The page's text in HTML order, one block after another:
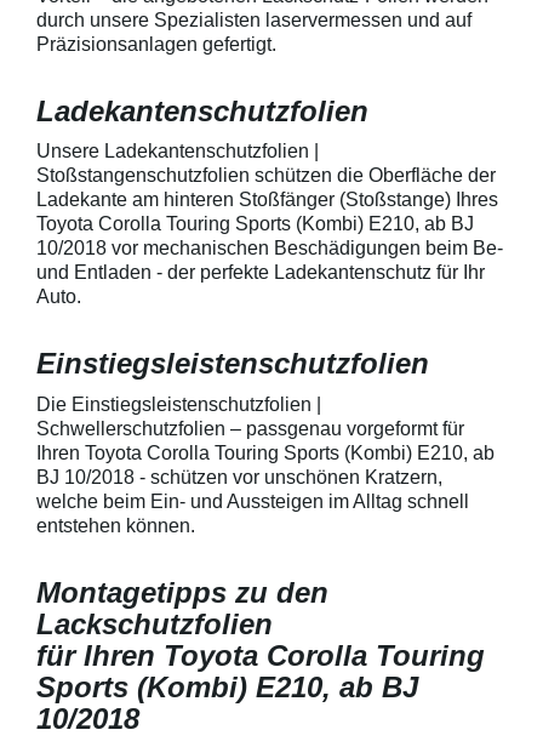
geeignet zum Schutz von
Fahrzeugkarosserien gegen
mechanische Einwirkung am
Fahrzeugkarosserien und
mechanische Einwirkung
entwickeltStärke der Folie beträgt
150 µmSchützt den wertvollen
Lack in der GriffmuldenKeine
unschönen Kratzer durch
Fingenägel oder Ringe in den
GriffmuldenSpezielle Vinylfolie mit
bestmöglichem Schutz gegen
kontaktieren
telefonisch.
geeignet zum
mechanische
zum Schutz von
Lack in der
unschönen
bestmöglichem
Kratzer und
Fahrzeuglack
durch unsere Spezialisten laservermessen und auf
Präzisionsanlagen gefertigt.
Ladekantenschutzfolien
Unsere Ladekantenschutzfolien |
Stoßstangenschutzfolien schützen die Oberfläche der
Ladekante am hinteren Stoßfänger (Stoßstange) Ihres
Toyota Corolla Touring Sports (Kombi) E210, ab BJ
10/2018 vor mechanischen Beschädigungen beim Be-
und Entladen - der perfekte Ladekantenschutz für Ihr
Auto.
Einstiegsleistenschutzfolien
Die Einstiegsleistenschutzfolien |
Schwellerschutzfolien – passgenau vorgeformt für
Ihren Toyota Corolla Touring Sports (Kombi) E210, ab
BJ 10/2018 - schützen vor unschönen Kratzern,
welche beim Ein- und Aussteigen im Alltag schnell
entstehen können.
Montagetipps zu den
Lackschutzfolien
für Ihren Toyota Corolla Touring
Sports (Kombi) E210, ab BJ
10/2018